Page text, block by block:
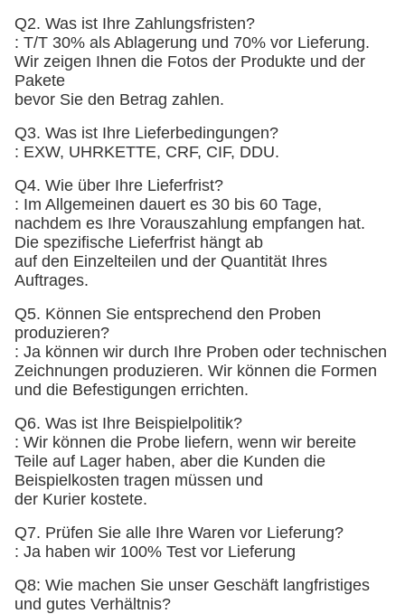
Q2. Was ist Ihre Zahlungsfristen?
: T/T 30% als Ablagerung und 70% vor Lieferung.
Wir zeigen Ihnen die Fotos der Produkte und der
Pakete
bevor Sie den Betrag zahlen.
Q3. Was ist Ihre Lieferbedingungen?
: EXW, UHRKETTE, CRF, CIF, DDU.
Q4. Wie über Ihre Lieferfrist?
: Im Allgemeinen dauert es 30 bis 60 Tage,
nachdem es Ihre Vorauszahlung empfangen hat.
Die spezifische Lieferfrist hängt ab
auf den Einzelteilen und der Quantität Ihres
Auftrages.
Q5. Können Sie entsprechend den Proben
produzieren?
: Ja können wir durch Ihre Proben oder technischen
Zeichnungen produzieren. Wir können die Formen
und die Befestigungen errichten.
Q6. Was ist Ihre Beispielpolitik?
: Wir können die Probe liefern, wenn wir bereite
Teile auf Lager haben, aber die Kunden die
Beispielkosten tragen müssen und
der Kurier kostete.
Q7. Prüfen Sie alle Ihre Waren vor Lieferung?
: Ja haben wir 100% Test vor Lieferung
Q8: Wie machen Sie unser Geschäft langfristiges
und gutes Verhältnis?